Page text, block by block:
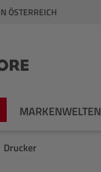
ÖSTERREICH
MARKENWELTEN
Drucker